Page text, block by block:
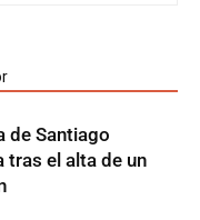
de Santiago
tras el alta de un